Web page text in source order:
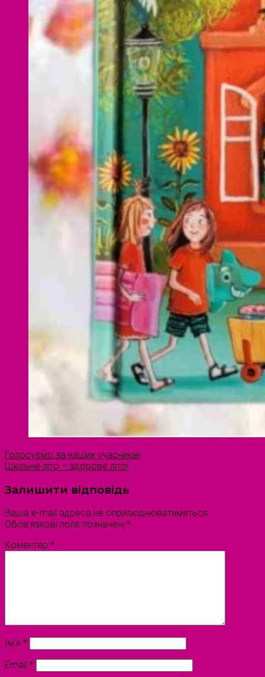
Голосуємо за наших учасників!
Шкільне літо – здорове літо!
Залишити відповідь
Ваша e-mail адреса не оприлюднюватиметься.
Обов’язкові поля позначені *
Коментар *
Ім'я *
Email *